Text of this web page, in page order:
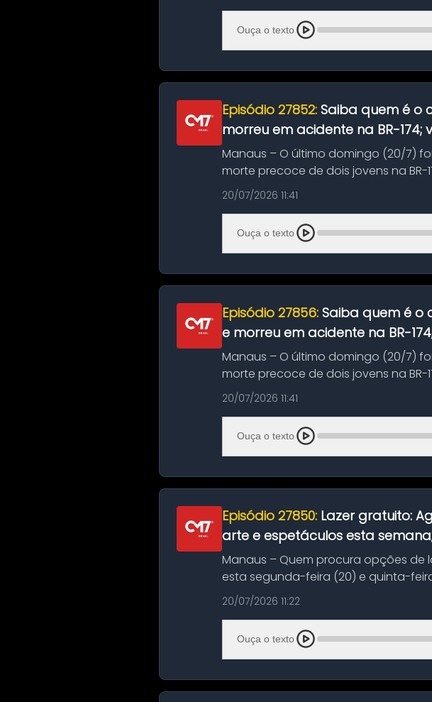
Ouça o texto
Episódio 27852: Saiba quem é o
morreu em acidente na BR-174;
Manaus – O último domingo (20/7)
morte precoce de dois jovens na
típico café regio...
20/07/2026 11:41
Ouça o texto
Episódio 27856: Saiba quem é
e morreu em acidente na BR-
Manaus – O último domingo (20/7)
morte precoce de dois jovens na
típico café regio...
20/07/2026 11:41
Ouça o texto
Episódio 27850: Lazer gratuito:
arte e espetáculos esta
Manaus – Quem procura opções de
esta segunda-feira (20) e quinta-
história das ...
20/07/2026 11:22
Ouça o texto